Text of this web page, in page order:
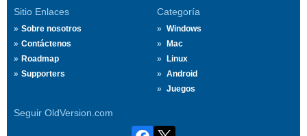
Sitio Enlaces
Sobre nosotros
Contáctenos
Roadmap
Supporters
Categoría
Windows
Mac
Linux
Android
Juegos
Seguir OldVersion.com